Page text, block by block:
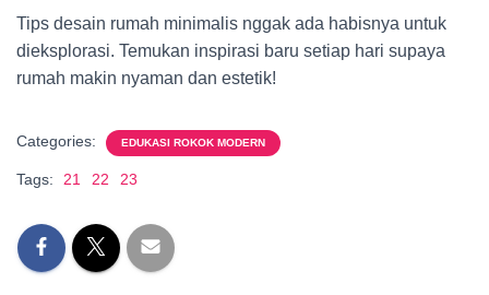
Tips desain rumah minimalis nggak ada habisnya untuk
dieksplorasi. Temukan inspirasi baru setiap hari supaya
rumah makin nyaman dan estetik!
Categories: EDUKASI ROKOK MODERN
Tags: 21 22 23